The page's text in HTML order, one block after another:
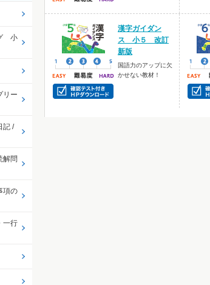
漢字ガイダン
ス 小５ 改訂
新版
国語力のアップに欠
かせない教材！
小
リー
記 /
解問
項の
一行